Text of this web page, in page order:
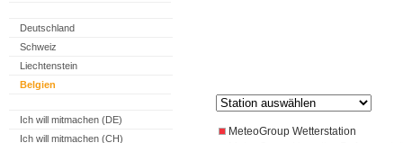
Deutschland
Schweiz
Liechtenstein
Belgien
Ich will mitmachen (DE)
Ich will mitmachen (CH)
MeteoGroup Wetterstation